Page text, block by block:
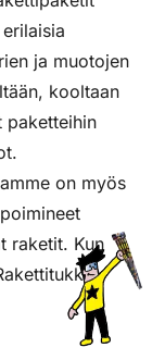
ja muotojen
kooltaan
paketteihin
on myös
raketit. Kun